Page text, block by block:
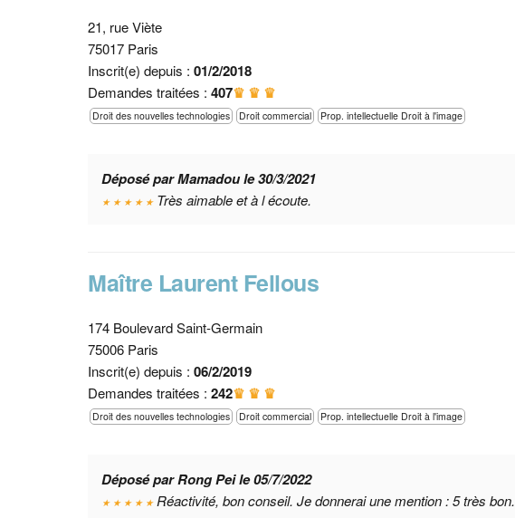
21, rue Viète
75017 Paris
Inscrit(e) depuis :01/2/2018
Demandes traitées :407♛ ♛ ♛
Droit des nouvelles technologies Droit commercial Prop. intellectuelle Droit à l'image
Déposé par Mamadou le 30/3/2021
★ ★ ★ ★ ★Très aimable et à l écoute.
Maître Laurent Fellous
174 Boulevard Saint-Germain
75006 Paris
Inscrit(e) depuis :06/2/2019
Demandes traitées :242♛ ♛ ♛
Droit des nouvelles technologies Droit commercial Prop. intellectuelle Droit à l'image
Déposé par Rong Pei le 05/7/2022
★ ★ ★ ★ ★Réactivité, bon conseil. Je donnerai une mention : 5 très bon.